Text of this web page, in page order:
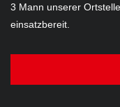
3 Mann unserer
einsatzbereit.